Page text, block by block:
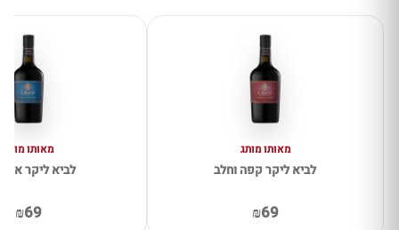
מאותו מותג
לביא ליקר קפה וחלב
₪69
מאותו מותג
לביא ליקר
₪69